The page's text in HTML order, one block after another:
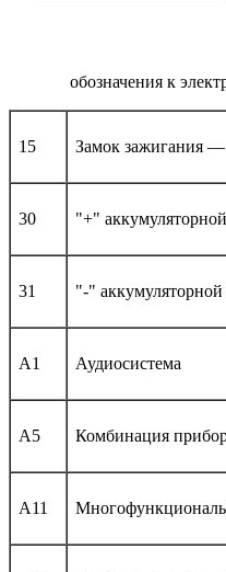
обозначения к
15 Замок зажигания
30 "+"
31 "-" аккумуляторной
A1 Аудиосистема
A5 Комбинация
A11